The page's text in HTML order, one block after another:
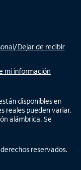
Dejar de recibir
mi información
disponibles en
reales pueden variar.
alámbrica. Se
reservados.